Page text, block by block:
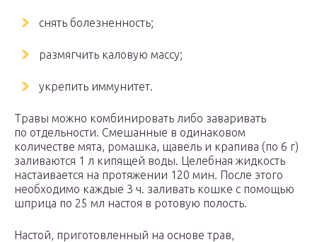
снять болезненность;
размягчить каловую массу;
укрепить иммунитет.
Травы можно комбинировать либо заваривать
по отдельности. Смешанные в одинаковом
количестве мята, ромашка, щавель и крапива (по 6 г)
заливаются 1 л кипящей воды. Целебная жидкость
настаивается на протяжении 120 мин. После этого
необходимо каждые 3 ч. заливать кошке с помощью
шприца по 25 мл настоя в ротовую полость.
Настой, приготовленный на основе трав,